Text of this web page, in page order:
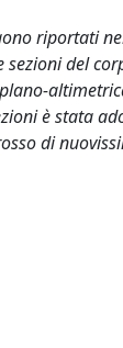
riportati
del
è stata
di